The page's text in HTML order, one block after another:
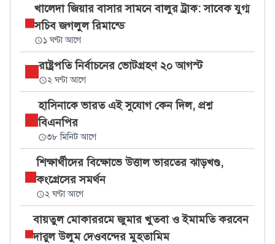
খালেদা জিয়ার বাসার সামনে বালুর ট্রাক: সাবেক যুগ্ম
সচিব জগলুল রিমান্ডে
১ ঘণ্টা আগে
রাষ্ট্রপতি নির্বাচনের ভোটগ্রহণ ২০ আগস্ট
২ ঘণ্টা আগে
হাসিনাকে ভারত এই সুযোগ কেন দিল, প্রশ্ন
বিএনপির
৩৮ মিনিট আগে
শিক্ষার্থীদের বিক্ষোভে উত্তাল ভারতের ঝাড়খণ্ড,
কংগ্রেসের সমর্থন
২ ঘণ্টা আগে
বায়তুল মোকাররমে জুমার খুতবা ও ইমামতি করবেন
দারুল উলুম দেওবন্দের মুহতামিম